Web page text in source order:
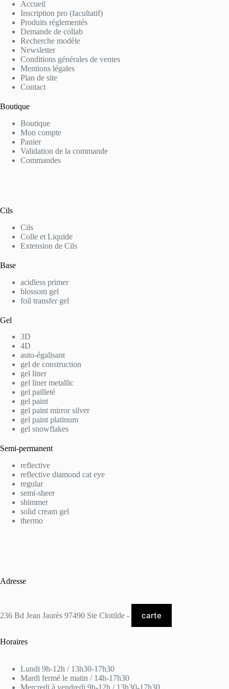
Accueil
Inscription pro (facultatif)
Produits réglementés
Demande de collab
Recherche modèle
Newsletter
Conditions générales de ventes
Mentions légales
Plan de site
Contact
Boutique
Boutique
Mon compte
Panier
Validation de la commande
Commandes
Cils
Cils
Colle et Liquide
Extension de Cils
Base
acidless primer
blossom gel
foil transfer gel
Gel
3D
4D
auto-égalisant
gel de construction
gel liner
gel liner metallic
gel pailleté
gel paint
gel paint mirror silver
gel paint platinum
gel snowflakes
Semi-permanent
reflective
reflective diamond cat eye
regular
semi-sheer
shimmer
solid cream gel
thermo
Adresse
236 Bd Jean Jaurès 97490 Ste Clotilde - carte
Horaires
Lundi 9h-12h / 13h30-17h30
Mardi fermé le matin / 14h-17h30
Mercredi à vendredi 9h-12h / 13h30-17h30